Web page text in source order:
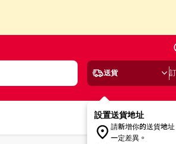
送貨
設置送貨地址
請新增你的送貨地
一定差異。